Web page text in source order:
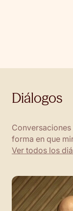
Diálogos
forma en que
Ver todos los